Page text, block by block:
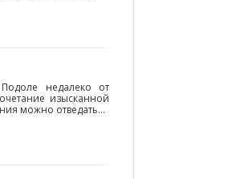
недалеко от
изысканной
можно отведать...